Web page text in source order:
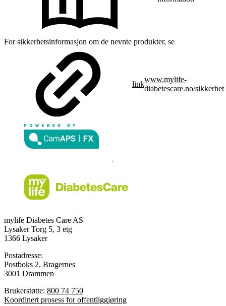
For sikkerhetsinformasjon om de nevnte produkter, se
link
www.mylife-
diabetescare.no/sikkerhet
mylife Diabetes Care AS
Lysaker Torg 5, 3 etg
1366 Lysaker
Postadresse:
Postboks 2, Bragernes
3001 Drammen
Brukerstøtte: 800 74 750
Koordinert prosess for offentliggjøring